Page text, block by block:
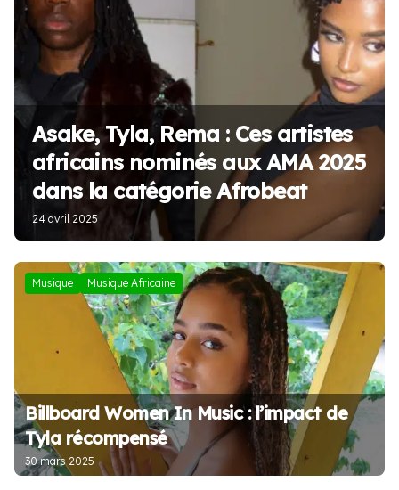
Asake, Tyla, Rema : Ces artistes
africains nominés aux AMA 2025
dans la catégorie Afrobeat
24 avril 2025
Musique Musique Africaine
Billboard Women In Music : l’impact de
Tyla récompensé
30 mars 2025